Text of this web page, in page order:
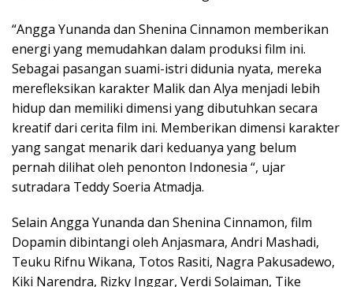
“Angga Yunanda dan Shenina Cinnamon memberikan
energi yang memudahkan dalam produksi film ini.
Sebagai pasangan suami-istri didunia nyata, mereka
merefleksikan karakter Malik dan Alya menjadi lebih
hidup dan memiliki dimensi yang dibutuhkan secara
kreatif dari cerita film ini. Memberikan dimensi karakter
yang sangat menarik dari keduanya yang belum
pernah dilihat oleh penonton Indonesia “, ujar
sutradara Teddy Soeria Atmadja.
Selain Angga Yunanda dan Shenina Cinnamon, film
Dopamin dibintangi oleh Anjasmara, Andri Mashadi,
Teuku Rifnu Wikana, Totos Rasiti, Nagra Pakusadewo,
Kiki Narendra, Rizky Inggar, Verdi Solaiman, Tike